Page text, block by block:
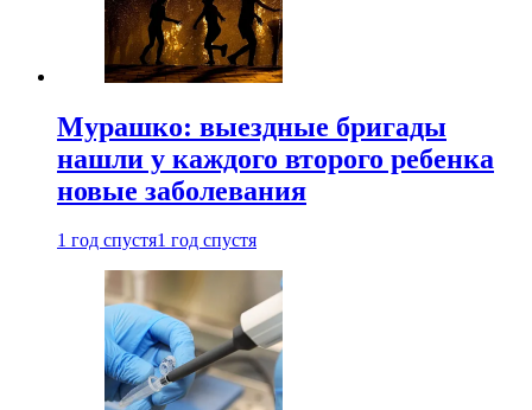
Мурашко: выездные бригады
нашли у каждого второго ребенка
новые заболевания
1 год спустя1 год спустя